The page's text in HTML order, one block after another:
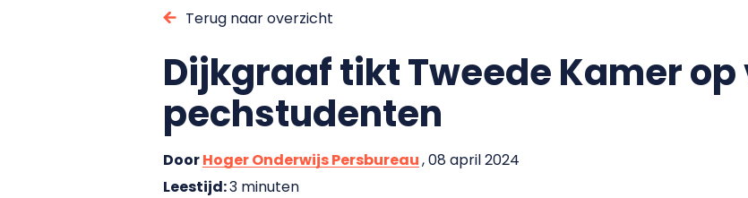
Terug naar overzicht
Dijkgraaf tikt Tweede Kamer
pechstudenten
DoorHoger Onderwijs Persbureau, 08 april 2024
Leestijd:3 minuten